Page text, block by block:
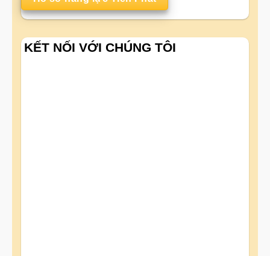
KẾT NỐI VỚI CHÚNG TÔI